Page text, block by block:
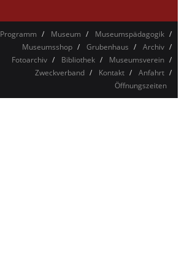
Programm Museum
Museumspädagogik
Museumsshop
Grubenhaus
Archiv
Fotoarchiv
Bibliothek
Museumsverein
Zweckverband
Kontakt
Anfahrt
Öffnungszeiten